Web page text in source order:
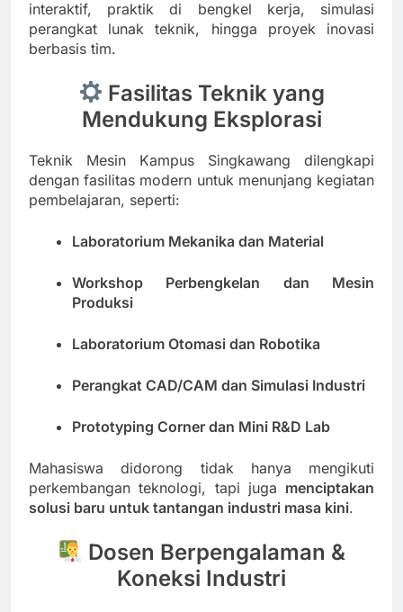
interaktif, praktik di bengkel kerja, simulasi
perangkat lunak teknik, hingga proyek inovasi
berbasis tim.
Fasilitas Teknik yang
Mendukung Eksplorasi
Teknik Mesin Kampus Singkawang dilengkapi
dengan fasilitas modern untuk menunjang kegiatan
pembelajaran, seperti:
Laboratorium Mekanika dan Material
Workshop Perbengkelan dan Mesin
Produksi
Laboratorium Otomasi dan Robotika
Perangkat CAD/CAM dan Simulasi Industri
Prototyping Corner dan Mini R&D Lab
Mahasiswa didorong tidak hanya mengikuti
perkembangan teknologi, tapi juga menciptakan
solusi baru untuk tantangan industri masa kini.
Dosen Berpengalaman &
Koneksi Industri